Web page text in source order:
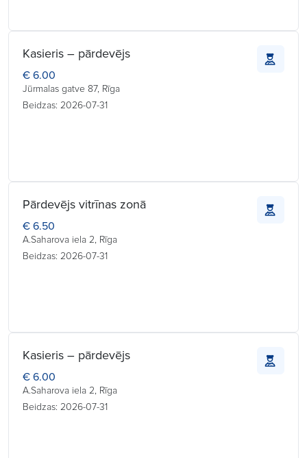
Kasieris – pārdevējs
€ 6.00
Jūrmalas gatve 87, Rīga
Beidzas: 2026-07-31
Pārdevējs vitrīnas zonā
€ 6.50
A.Saharova iela 2, Rīga
Beidzas: 2026-07-31
Kasieris – pārdevējs
€ 6.00
A.Saharova iela 2, Rīga
Beidzas: 2026-07-31